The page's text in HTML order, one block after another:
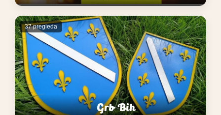
37 pregleda
Grb Bih